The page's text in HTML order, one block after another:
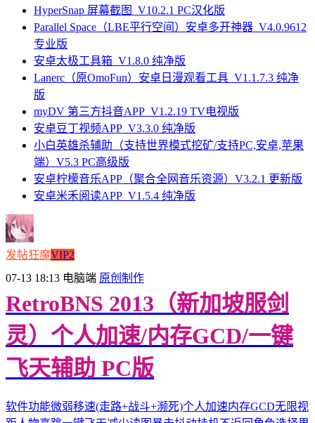
HyperSnap 屏幕截图_V10.2.1 PC汉化版
Parallel Space（LBE平行空间）安卓多开神器_V4.0.9612
专业版
安卓太极工具箱_V1.8.0 纯净版
Lanerc（原OmoFun）安卓日漫观看工具_V1.1.7.3 纯净
版
myDV 第三方抖音APP_V1.2.19 TV电视版
安卓豆丁视频APP_V3.3.0 纯净版
小白英雄杀辅助（支持世界模式挖矿/支持PC,安卓,苹果
端）V5.3 PC高级版
安卓柠檬音乐APP（聚合全网音乐资源）V3.2.1 更新版
安卓米禾阅读APP_V1.5.4 纯净版
发帖狂魔VIP2
07-13 18:13 电脑端 原创制作
RetroBNS 2013（新加坡服剑
灵）个人加速/内存GCD/一键
飞天辅助 PC版
软件功能微弱移速(走路+战斗+濒死)个人加速内存GCD无限视